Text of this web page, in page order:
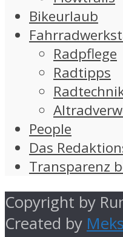
Bikeurlaub
Radpflege
Radtipps
People
Das
Transparenz
Copyright by
Created by Meks